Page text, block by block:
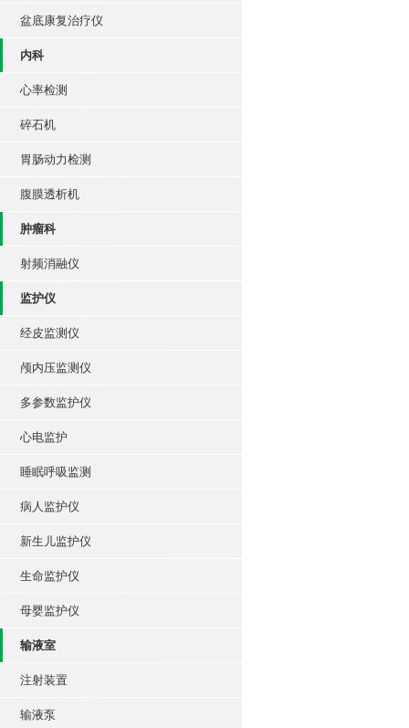
盆底康复治疗仪
内科
心率检测
碎石机
胃肠动力检测
腹膜透析机
肿瘤科
射频消融仪
监护仪
经皮监测仪
颅内压监测仪
多参数监护仪
心电监护
睡眠呼吸监测
病人监护仪
新生儿监护仪
生命监护仪
母婴监护仪
输液室
注射装置
输液泵